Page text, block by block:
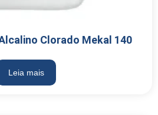
Clorado Mekal 140
Leia mais